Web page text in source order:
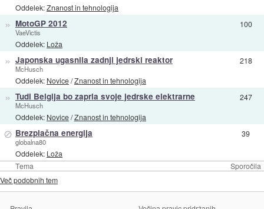
Tema Sporočila
Oddelek:Znanost in tehnologija
» MotoGP 2012
VaeVictis
Oddelek: Loža
100
» Japonska ugasnila zadnji jedrski reaktor
McHusch
Oddelek: Novice/Znanost in tehnologija
218
» Tudi Belgija bo zaprla svoje jedrske elektrarne
McHusch
Oddelek: Novice/Znanost in tehnologija
247
⊘ Brezplačna energija
globalna80
Oddelek: Loža
39
Več podobnih tem